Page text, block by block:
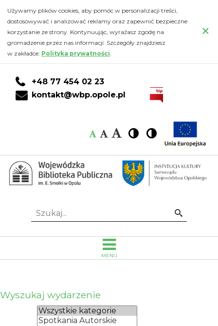
Kalendarz
Wojewódzka
Biblioteka
Publiczna
Emanuela
Smołki
w
Opolu
do
głównej
treści
DO
KONTA
CZYTELNIKA
DO
WYSZUKIWARKI
do
stopki
Używamy plików cookies, aby pomóc w personalizacji treści,
dostosowywać i analizować reklamy oraz zapewnić bezpieczne
korzystanie ze strony. Kontynuując, wyrażasz zgodę na
gromadzenie przez nas informacji. Szczegóły znajdziesz
w zakładce: Polityka prywatności.
×
+48 77 454 02 23
kontakt@wbp.opole.pl
Czcionka:
Czcionka
Czcionka
Czcionka
Wysoki
kontrast
Wysoki
kontrast
Idź
Szukaj...
MENU
Wyszukaj wydarzenie